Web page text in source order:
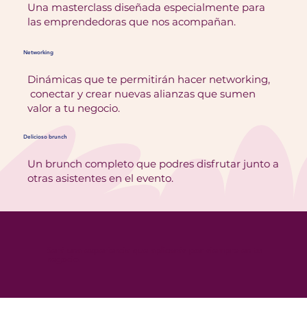
Una masterclass diseñada especialmente para
las emprendedoras que nos acompañan.
Networking
Dinámicas que te permitirán hacer networking,
conectar y crear nuevas alianzas que sumen
valor a tu negocio.
Delicioso brunch
Un brunch completo que podres disfrutar junto a
otras asistentes en el evento.